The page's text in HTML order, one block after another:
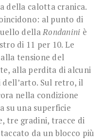
della calotta cranica.
al punto di
dellaRondanini è
di 11 per 10. Le
tensione del
alla perdita di alcuni
Sul retro, il
nella condizione
su una superficie
tre gradini, tracce di
da un blocco più